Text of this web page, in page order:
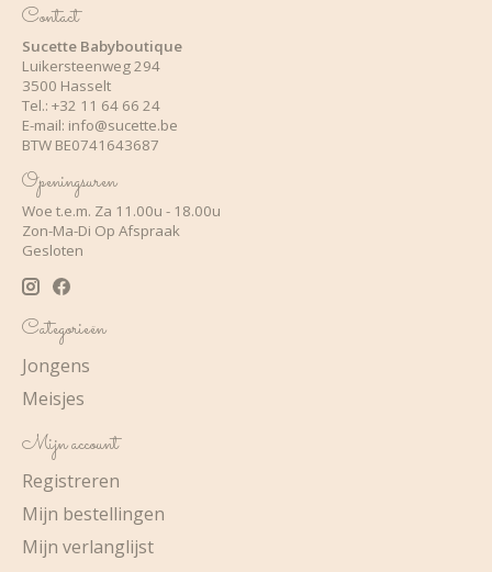
Contact
Sucette Babyboutique
Luikersteenweg 294
3500 Hasselt
Tel.: +32 11 64 66 24
E-mail: info@sucette.be
BTW BE0741643687
Openingsuren
Woe t.e.m. Za 11.00u - 18.00u
Zon-Ma-Di Op Afspraak
Gesloten
Categorieën
Jongens
Meisjes
Mijn account
Registreren
Mijn bestellingen
Mijn verlanglijst